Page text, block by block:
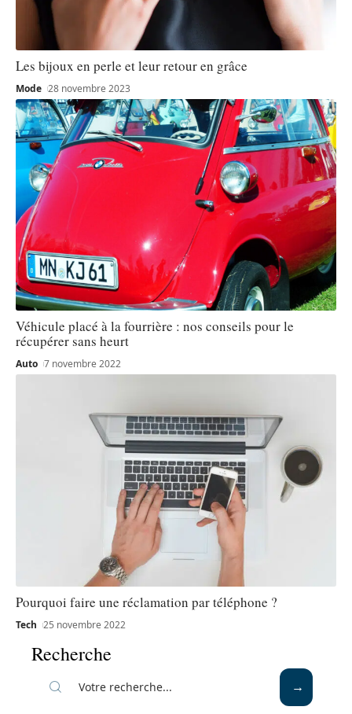
Les bijoux en perle et leur retour en grâce
Mode 28 novembre 2023
Véhicule placé à la fourrière : nos conseils pour le
récupérer sans heurt
Auto 7 novembre 2022
Pourquoi faire une réclamation par téléphone ?
Tech 25 novembre 2022
Recherche